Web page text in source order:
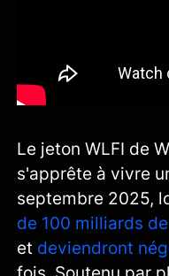
Le jeton WLFI de
s'apprête à vivre
septembre 2025,
de 100 milliards
et deviendront